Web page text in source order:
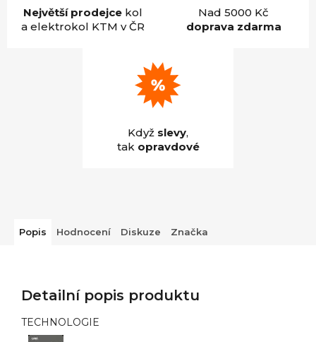
Největší prodejcekol
a elektrokol KTM v ČR
Nad 5000 Kč
doprava zdarma
Když slevy,
tak opravdové
Popis Hodnocení Diskuze Značka
Detailní popis produktu
TECHNOLOGIE